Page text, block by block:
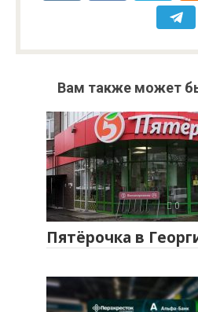
Вам также может
0
Пятёрочка в